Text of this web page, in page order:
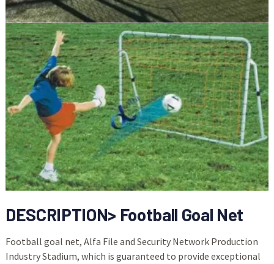
DESCRIPTION> Football Goal Net
Football goal net, Alfa File and Security Network Production
Industry Stadium, which is guaranteed to provide exceptional